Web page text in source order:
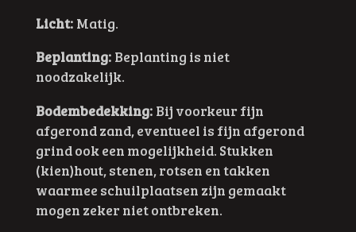
Licht:Matig.
Beplanting:Beplanting is niet
noodzakelijk.
Bodembedekking:Bij voorkeur fijn
afgerond zand, eventueel is fijn afgerond
grind ook een mogelijkheid. Stukken
(kien)hout, stenen, rotsen en takken
waarmee schuilplaatsen zijn gemaakt
mogen zeker niet ontbreken.